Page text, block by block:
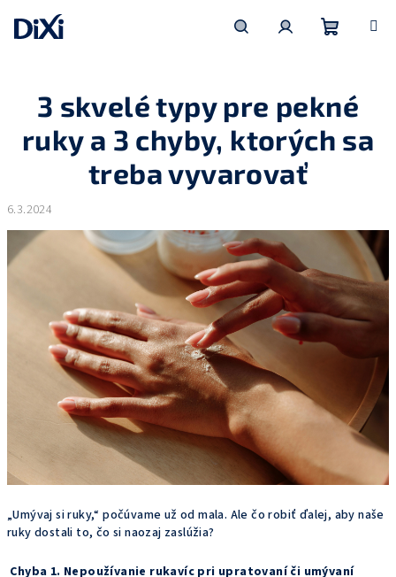
obsah
košík
3 skvelé typy pre pekné
ruky a 3 chyby, ktorých sa
treba vyvarovať
6.3.2024
„Umývaj si ruky,“ počúvame už od mala. Ale čo robiť ďalej, aby naše
ruky dostali to, čo si naozaj zaslúžia?
Chyba 1. Nepoužívanie rukavíc pri upratovaní či umývaní